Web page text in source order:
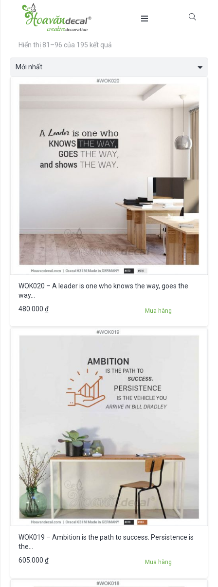
Hiển thị 81–96 của 195 kết quả
theo
WOK020 – A leader is one who knows the way, goes the
way…
480.000 ₫ Mua hàng
WOK019 – Ambition is the path to success. Persistence is
the…
605.000 ₫ Mua hàng